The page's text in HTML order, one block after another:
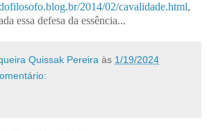
2014/02/cavalidade.html,
essa defesa da essência...
Quissak Pereira às 1/19/2024